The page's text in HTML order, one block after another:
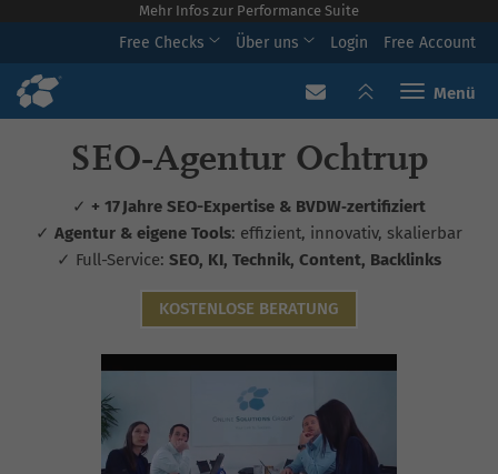
Mehr Infos zur Performance Suite
Free Checks Über uns Login Free Account
Toggle
SEO‑Agentur Ochtrup
✓ + 17 Jahre SEO-Expertise & BVDW‑zertifiziert
✓ Agentur & eigene Tools: effizient, innovativ, skalierbar
✓ Full-Service: SEO, KI, Technik, Content, Backlinks
KOSTENLOSE BERATUNG